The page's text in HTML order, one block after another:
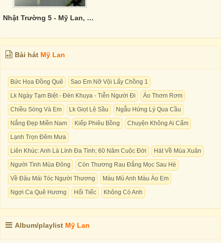
Nhật Trường 5 - Mỹ Lan, Wò Ái Nì
Bài hát Mỹ Lan
Bức Họa Đồng Quê
Sao Em Nỡ Vội Lấy Chồng 1
Lk Ngày Tạm Biệt - Ðèn Khuya - Tiễn Người Ði
Áo Thơm Rơm
Chiều Sóng Và Em
Lk Giọt Lệ Sầu
Ngẫu Hứng Lý Qua Cầu
Nắng Đẹp Miền Nam
Kiếp Phiêu Bồng
Chuyện Không Ai Cấm
Lạnh Trọn Đêm Mưa
Liên Khúc: Anh Là Lính Đa Tình; 60 Năm Cuộc Đời
Hát Về Mùa Xuân
Người Tình Mùa Đông
Còn Thương Rau Đắng Mọc Sau Hè
Về Đâu Mái Tóc Người Thương
Màu Mủ Anh Màu Áo Em
Ngợi Ca Quê Hương
Hối Tiếc Không Có Anh
Album/playlist Mỹ Lan